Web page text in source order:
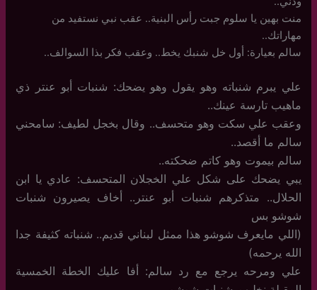
منت بهين يا سلوم جبت رأس البنية.. عقب نبي نستفيد من
مهاراتك..
سالم بعيارة: أول خل شنبك يخط.. وعقب فكر بذا السوالف..
علي يبرم شنباته وهو يقول وهو يضحك: شنبات أبو عنتر ذي
ماهيب تارسة عينك..
وعقب علي سكت وهو متحسف.. وقال بخجل لطيف: سامحني
سالم ما أقصد..
سالم بيموت وهو كاتم ضحكته..
يبي يضحك على شكل علي الخجلان المتحسف: عادي يا ابن
الحلال.. متذكرهم شنبات أبو عنتر.. أخاف يصيرون شنبات
شوشو بس
(اللي مايعرف شوشو هذا ممثل لبناني قديم.. شنباته كثيفة جدا
الله يرحمه)
علي ومرحه يرجع مع رد سالم: أفا عليك الخطة الخمسية